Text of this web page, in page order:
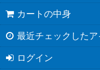
カートの中身
最近チェックしたア
ログイン